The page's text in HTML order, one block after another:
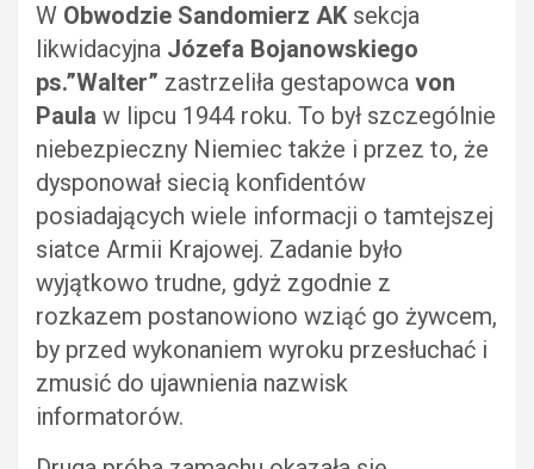
W Obwodzie Sandomierz AKsekcja
likwidacyjna Józefa Bojanowskiego
ps.”Walter” zastrzeliła gestapowca von
Paula w lipcu 1944 roku. To był szczególnie
niebezpieczny Niemiec także i przez to, że
dysponował siecią konfidentów
posiadających wiele informacji o tamtejszej
siatce Armii Krajowej. Zadanie było
wyjątkowo trudne, gdyż zgodnie z
rozkazem postanowiono wziąć go żywcem,
by przed wykonaniem wyroku przesłuchać i
zmusić do ujawnienia nazwisk
informatorów.